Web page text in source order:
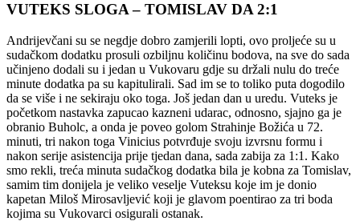
VUTEKS SLOGA – TOMISLAV DA 2:1
Andrijevčani su se negdje dobro zamjerili lopti, ovo proljeće su u
sudačkom dodatku prosuli ozbiljnu količinu bodova, na sve do sada
učinjeno dodali su i jedan u Vukovaru gdje su držali nulu do treće
minute dodatka pa su kapitulirali. Sad im se to toliko puta dogodilo
da se više i ne sekiraju oko toga. Još jedan dan u uredu. Vuteks je
početkom nastavka zapucao kazneni udarac, odnosno, sjajno ga je
obranio Buholc, a onda je poveo golom Strahinje Božića u 72.
minuti, tri nakon toga Vinicius potvrđuje svoju izvrsnu formu i
nakon serije asistencija prije tjedan dana, sada zabija za 1:1. Kako
smo rekli, treća minuta sudačkog dodatka bila je kobna za Tomislav,
samim tim donijela je veliko veselje Vuteksu koje im je donio
kapetan Miloš Mirosavljević koji je glavom poentirao za tri boda
kojima su Vukovarci osigurali ostanak.